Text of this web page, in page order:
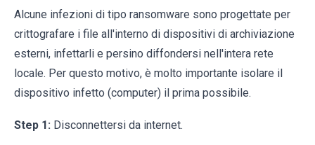
Alcune infezioni di tipo ransomware sono progettate per
crittografare i file all'interno di dispositivi di archiviazione
esterni, infettarli e persino diffondersi nell'intera rete
locale. Per questo motivo, è molto importante isolare il
dispositivo infetto (computer) il prima possibile.
Step 1: Disconnettersi da internet.